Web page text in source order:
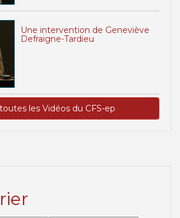
Une intervention de Geneviève
Defraigne-Tardieu
les Vidéos du CFS-ep